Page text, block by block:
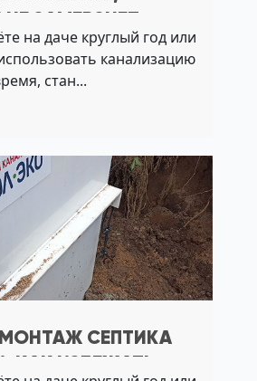
ЗАМЕРЗНЕТ
РЕШЕНИЕ
на даче круглый год или
канализацию
стан...
СЕПТИКА
КАК ИЗБЕЖАТЬ